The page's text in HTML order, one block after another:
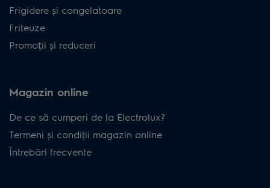
Frigidere și congelatoare
Friteuze
Promoții și reduceri
Magazin online
De ce să cumperi de la Electrolux?
Termeni și condiţii magazin online
Întrebări frecvente